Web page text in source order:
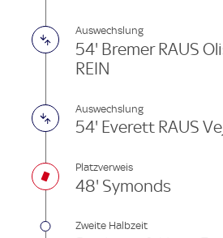
Auswechslung
54' Bremer RAUS
REIN
Auswechslung
54' Everett RAUS
Platzverweis
48' Symonds
Zweite Halbzeit